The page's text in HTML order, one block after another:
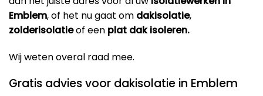
Emblem, of het nu gaat om dakisolatie,
zolderisolatieof een plat dak isoleren.
Wij weten overal raad mee.
Gratis advies voor dakisolatie in Emblem